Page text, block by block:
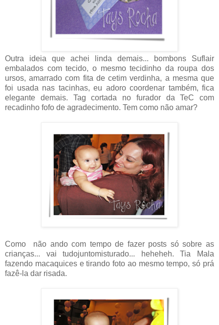
Outra ideia que achei linda demais... bombons Suflair
embalados com tecido, o mesmo tecidinho da roupa dos
ursos, amarrado com fita de cetim verdinha, a mesma que
foi usada nas tacinhas, eu adoro coordenar também, fica
elegante demais. Tag cortada no furador da TeC com
recadinho fofo de agradecimento. Tem como não amar?
Como não ando com tempo de fazer posts só sobre as
crianças... vai tudojuntomisturado... heheheh. Tia Mala
fazendo macaquices e tirando foto ao mesmo tempo, só prá
fazê-la dar risada.